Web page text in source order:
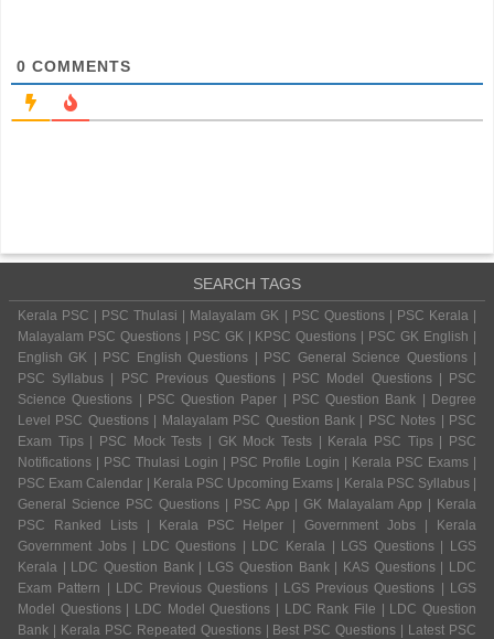
0 COMMENTS
SEARCH TAGS
Kerala PSC | PSC Thulasi | Malayalam GK | PSC Questions | PSC Kerala |
Malayalam PSC Questions | PSC GK | KPSC Questions | PSC GK English |
English GK | PSC English Questions | PSC General Science Questions |
PSC Syllabus | PSC Previous Questions | PSC Model Questions | PSC
Science Questions | PSC Question Paper | PSC Question Bank | Degree
Level PSC Questions | Malayalam PSC Question Bank | PSC Notes | PSC
Exam Tips | PSC Mock Tests | GK Mock Tests | Kerala PSC Tips | PSC
Notifications | PSC Thulasi Login | PSC Profile Login | Kerala PSC Exams |
PSC Exam Calendar | Kerala PSC Upcoming Exams | Kerala PSC Syllabus |
General Science PSC Questions | PSC App | GK Malayalam App | Kerala
PSC Ranked Lists | Kerala PSC Helper | Government Jobs | Kerala
Government Jobs | LDC Questions | LDC Kerala | LGS Questions | LGS
Kerala | LDC Question Bank | LGS Question Bank | KAS Questions | LDC
Exam Pattern | LDC Previous Questions | LGS Previous Questions | LGS
Model Questions | LDC Model Questions | LDC Rank File | LDC Question
Bank | Kerala PSC Repeated Questions | Best PSC Questions | Latest PSC